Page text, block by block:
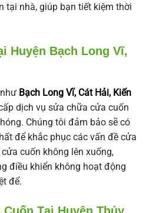
tại nhà, giúp bạn tiết kiệm thời
Huyện Bạch Long Vĩ,
Bạch Long Vĩ, Cát Hải, Kiến
dịch vụ sửa chữa cửa cuốn
Chúng tôi đảm bảo sẽ có
để khắc phục các vấn đề cửa
cuốn không lên xuống,
điều khiển không hoạt động
để.
Tại Huyện Thủy